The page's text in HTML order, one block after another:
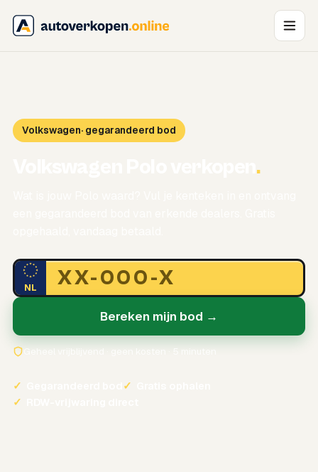
Volkswagen· gegarandeerd bod
.
NL
Bereken mijn bod →
✓ ✓
✓